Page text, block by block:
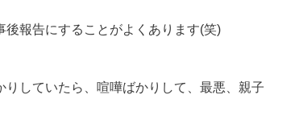
報告にすることがよくあります(笑)
していたら、喧嘩ばかりして、最悪、親子